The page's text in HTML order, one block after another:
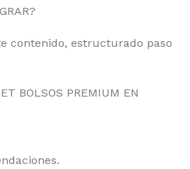
contenido, estructurado paso
BOLSOS PREMIUM EN